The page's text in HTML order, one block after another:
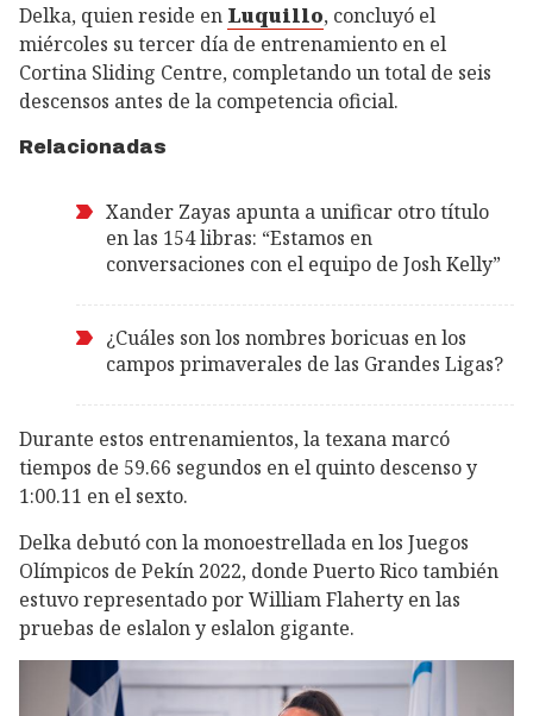
Delka, quien reside en Luquillo, concluyó el
miércoles su tercer día de entrenamiento en el
Cortina Sliding Centre, completando un total de seis
descensos antes de la competencia oficial.
Relacionadas
Xander Zayas apunta a unificar otro título
en las 154 libras: “Estamos en
conversaciones con el equipo de Josh Kelly”
¿Cuáles son los nombres boricuas en los
campos primaverales de las Grandes Ligas?
Durante estos entrenamientos, la texana marcó
tiempos de 59.66 segundos en el quinto descenso y
1:00.11 en el sexto.
Delka debutó con la monoestrellada en los Juegos
Olímpicos de Pekín 2022, donde Puerto Rico también
estuvo representado por William Flaherty en las
pruebas de eslalon y eslalon gigante.